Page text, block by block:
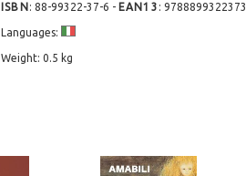
ISBN : 88-99322-37-6 - EAN13 : 9788899322373
Languages:
Weight: 0.5 kg